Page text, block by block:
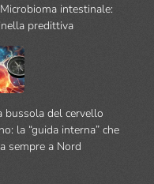
intestinale:
predittiva
bussola del cervello
la “guida interna” che
sempre a Nord